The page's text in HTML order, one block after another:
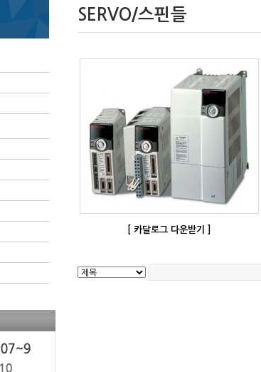
SERVO/스핀들
[ 카달로그 다운받기 ]